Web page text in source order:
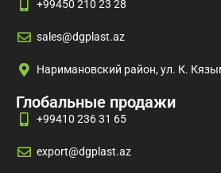
+99450 210 23 28
sales@dgplast.az
Наримановский район, ул. К.
Глобальные продажи
+99410 236 31 65
export@dgplast.az